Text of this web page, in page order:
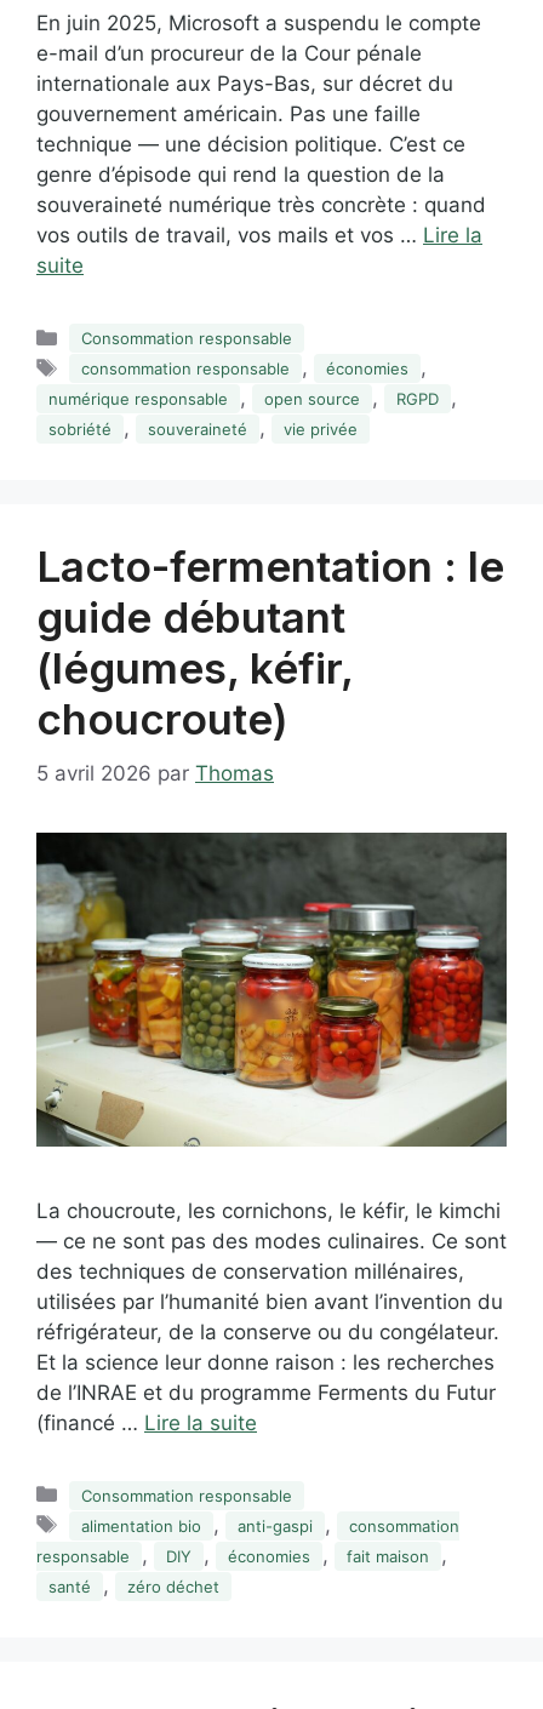
En juin 2025, Microsoft a suspendu le compte
e-mail d’un procureur de la Cour pénale
internationale aux Pays-Bas, sur décret du
gouvernement américain. Pas une faille
technique — une décision politique. C’est ce
genre d’épisode qui rend la question de la
souveraineté numérique très concrète : quand
vos outils de travail, vos mails et vos … Lire la
suite
Catégories
Consommation responsable
Étiquettes
consommation responsable , économies ,
numérique responsable , open source , RGPD ,
sobriété , souveraineté , vie privée
Lacto-fermentation : le
guide débutant
(légumes, kéfir,
choucroute)
5 avril 2026 par Thomas
La choucroute, les cornichons, le kéfir, le kimchi
— ce ne sont pas des modes culinaires. Ce sont
des techniques de conservation millénaires,
utilisées par l’humanité bien avant l’invention du
réfrigérateur, de la conserve ou du congélateur.
Et la science leur donne raison : les recherches
de l’INRAE et du programme Ferments du Futur
(financé … Lire la suite
Catégories
Consommation responsable
Étiquettes
alimentation bio , anti-gaspi ,
consommation
responsable
, DIY , économies , fait maison ,
santé , zéro déchet